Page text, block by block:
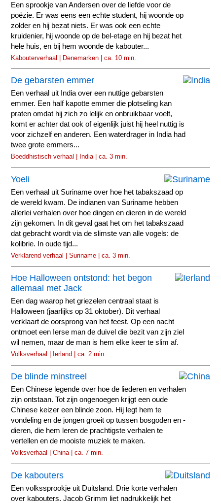
Een sprookje van Andersen over de liefde voor de
poëzie. Er was eens een echte student, hij woonde op
zolder en hij bezat niets. Er was ook een echte
kruidenier, hij woonde op de bel-etage en hij bezat het
hele huis, en bij hem woonde de kabouter...
Kabouterverhaal | Denemarken | ca. 10 min.
De gebarsten emmer
Een verhaal uit India over een nuttige gebarsten
emmer. Een half kapotte emmer die plotseling kan
praten omdat hij zich zo lelijk en onbruikbaar voelt,
komt er achter dat ook of eigenlijk juist hij heel nuttig is
voor zichzelf en anderen. Een waterdrager in India had
twee grote emmers...
Boeddhistisch verhaal | India | ca. 3 min.
Yoeli
Een verhaal uit Suriname over hoe het tabakszaad op
de wereld kwam. De indianen van Suriname hebben
allerlei verhalen over hoe dingen en dieren in de wereld
zijn gekomen. In dit geval gaat het om het tabakszaad
dat gebracht wordt via de slimste van alle vogels: de
kolibrie. In oude tijd...
Verklarend verhaal | Suriname | ca. 3 min.
Hoe Halloween ontstond: het begon
allemaal met Jack
Een dag waarop het griezelen centraal staat is
Halloween (jaarlijks op 31 oktober). Dit verhaal
verklaart de oorsprong van het feest. Op een nacht
ontmoet een Ierse man de duivel die bezit van zijn ziel
wil nemen, maar de man is hem elke keer te slim af.
Volksverhaal | Ierland | ca. 2 min.
De blinde minstreel
Een Chinese legende over hoe de liederen en verhalen
zijn ontstaan. Tot zijn ongenoegen krijgt een oude
Chinese keizer een blinde zoon. Hij legt hem te
vondeling en de jongen groeit op tussen bosgoden en -
dieren, die hem leren de prachtigste verhalen te
vertellen en de mooiste muziek te maken.
Volksverhaal | China | ca. 7 min.
De kabouters
Een volkssprookje uit Duitsland. Drie korte verhalen
over kabouters. Jacob Grimm liet nadrukkelijk het